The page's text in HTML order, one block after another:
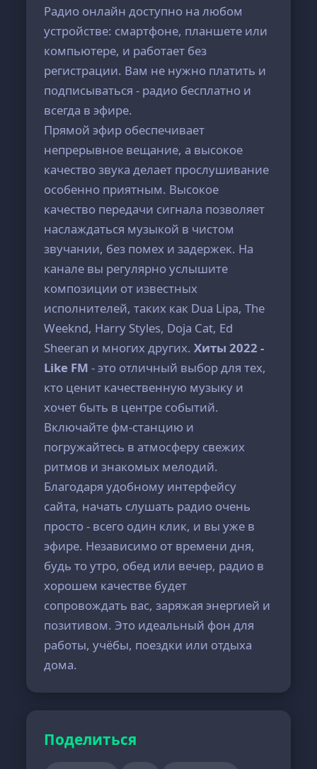
Радио онлайн доступно на любом
устройстве: смартфоне, планшете или
компьютере, и работает без
регистрации. Вам не нужно платить и
подписываться - радио бесплатно и
всегда в эфире.
Прямой эфир обеспечивает
непрерывное вещание, а высокое
качество звука делает прослушивание
особенно приятным. Высокое
качество передачи сигнала позволяет
наслаждаться музыкой в чистом
звучании, без помех и задержек. На
канале вы регулярно услышите
композиции от известных
исполнителей, таких как Dua Lipa, The
Weeknd, Harry Styles, Doja Cat, Ed
Sheeran и многих других.Хиты 2022 -
Like FM - это отличный выбор для тех,
кто ценит качественную музыку и
хочет быть в центре событий.
Включайте фм-станцию и
погружайтесь в атмосферу свежих
ритмов и знакомых мелодий.
Благодаря удобному интерфейсу
сайта, начать слушать радио очень
просто - всего один клик, и вы уже в
эфире. Независимо от времени дня,
будь то утро, обед или вечер, радио в
хорошем качестве будет
сопровождать вас, заряжая энергией и
позитивом. Это идеальный фон для
работы, учёбы, поездки или отдыха
дома.
Поделиться